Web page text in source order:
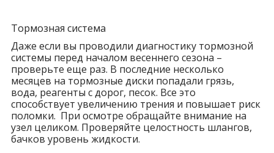
Тормозная система
Даже если вы проводили диагностику тормозной
системы перед началом весеннего сезона –
проверьте еще раз. В последние несколько
месяцев на тормозные диски попадали грязь,
вода, реагенты с дорог, песок. Все это
способствует увеличению трения и повышает риск
поломки. При осмотре обращайте внимание на
узел целиком. Проверяйте целостность шлангов,
бачков уровень жидкости.